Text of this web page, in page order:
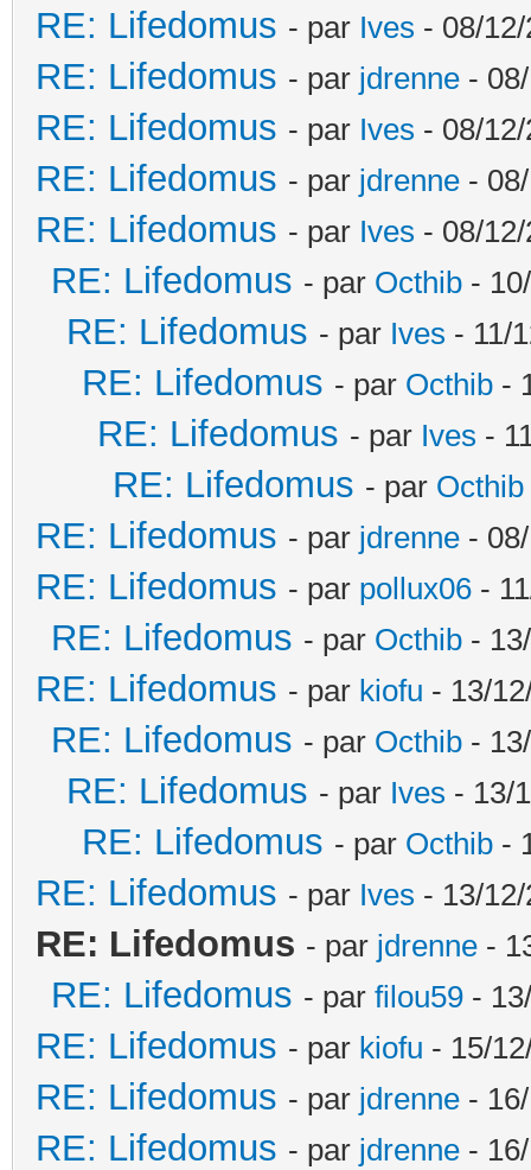
RE: Lifedomus - par Ives - 08/
RE: Lifedomus - par jdrenne -
RE: Lifedomus - par Ives - 08/
RE: Lifedomus - par jdrenne -
RE: Lifedomus - par Ives - 08/
RE: Lifedomus - par Octhib -
RE: Lifedomus - par Ives - 11/
RE: Lifedomus - par Octhib -
RE: Lifedomus - par Ives -
RE: Lifedomus - par Octhib
RE: Lifedomus - par jdrenne -
RE: Lifedomus - par pollux06 -
RE: Lifedomus - par Octhib -
RE: Lifedomus - par kiofu - 13/
RE: Lifedomus - par Octhib -
RE: Lifedomus - par Ives - 13/
RE: Lifedomus - par Octhib -
RE: Lifedomus - par Ives - 13/
RE: Lifedomus - par jdrenne -
RE: Lifedomus - par filou59 -
RE: Lifedomus - par kiofu - 15/
RE: Lifedomus - par jdrenne -
RE: Lifedomus - par jdrenne -